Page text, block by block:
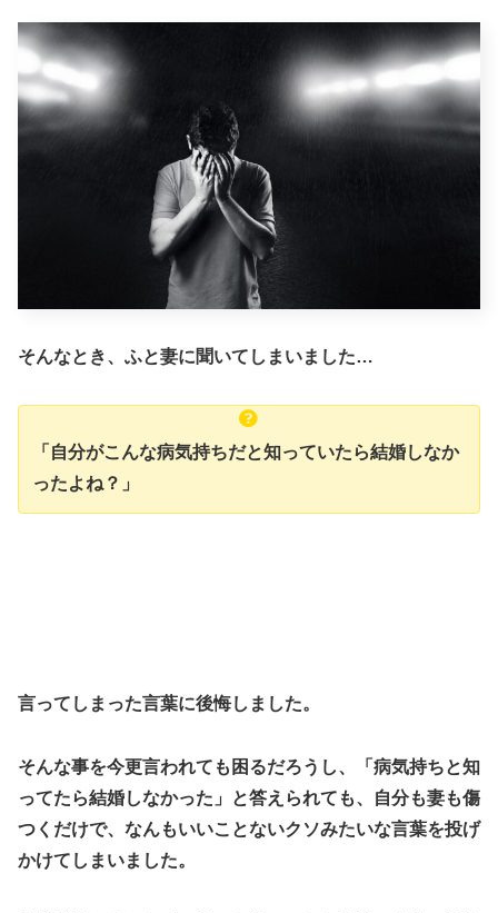
そんなとき、ふと妻に聞いてしまいました…
「自分がこんな病気持ちだと知っていたら結婚しなか
ったよね？」
言ってしまった言葉に後悔しました。
そんな事を今更言われても困るだろうし、「病気持ちと知
ってたら結婚しなかった」と答えられても、自分も妻も傷
つくだけで、なんもいいことないクソみたいな言葉を投げ
かけてしまいました。